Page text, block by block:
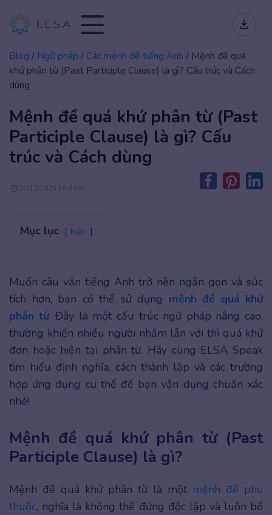
Blog / Ngữ pháp / Các mệnh đề tiếng Anh / Mệnh đề quá
khứ phân từ (Past Participle Clause) là gì? Cấu trúc và Cách
dùng
Mệnh đề quá khứ phân từ (Past
Participle Clause) là gì? Cấu
trúc và Cách dùng
30/12/2025 | Admin
Mục lục hiện
Muốn câu văn tiếng Anh trở nên ngắn gọn và súc
tích hơn, bạn có thể sử dụng mệnh đề quá khứ
phân từ. Đây là một cấu trúc ngữ pháp nâng cao,
thường khiến nhiều người nhầm lẫn với thì quá khứ
đơn hoặc hiện tại phân từ. Hãy cùng ELSA Speak
tìm hiểu định nghĩa, cách thành lập và các trường
hợp ứng dụng cụ thể để bạn vận dụng chuẩn xác
nhé!
Mệnh đề quá khứ phân từ (Past
Participle Clause) là gì?
Mệnh đề quá khứ phân từ là một mệnh đề phụ
thuộc, nghĩa là không thể đứng độc lập và luôn bổ